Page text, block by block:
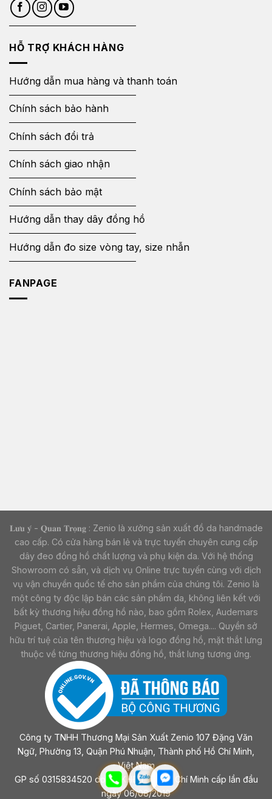
HỖ TRỢ KHÁCH HÀNG
Hướng dẫn mua hàng và thanh toán
Chính sách bảo hành
Chính sách đổi trả
Chính sách giao nhận
Chính sách bảo mật
Hướng dẫn thay dây đồng hồ
Hướng dẫn đo size vòng tay, size nhẫn
FANPAGE
𝐋𝐮̛𝐮 𝐲́ - 𝐐𝐮𝐚𝐧 𝐓𝐫𝐨̣𝐧𝐠 : Zenio là xưởng sản xuất đồ da handmade
cao cấp. Có cửa hàng bán lẻ và trực tuyến chuyên cung cấp
dây đeo đồng hồ chất lượng và phụ kiện da. Với hệ thống
Showroom có sẵn, và dịch vụ Online trực tuyến cùng với dịch
vụ vận chuyển quốc tế cho sản phẩm của chúng tôi. Zenio là
một công ty độc lập bán các sản phẩm da, không liên kết với
bất kỳ thương hiệu đồng hồ nào, bao gồm Rolex, Audemars
Piguet, Cartier, Panerai, Apple, Hermes, Omega.... Quyền sở
hữu trí tuệ của tên thương hiệu và logo đồng hồ, mặt thắt lưng
thuộc về từng thương hiệu đồng hồ, thắt lưng tương ứng.
Công ty TNHH Thương Mại Sản Xuất Zenio 107 Đặng Văn
Ngữ, Phường 13, Quận Phú Nhuận, Thành phố Hồ Chí Minh,
Việt Nam
GP số 0315834520 do sở KHĐT Tp Hồ Chí Minh cấp lần đầu
ngày 06/08/2019